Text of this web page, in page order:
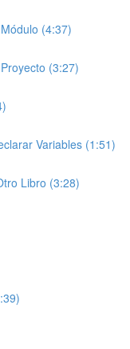
(4:37)
(3:27)
Variables (1:51)
Libro (3:28)